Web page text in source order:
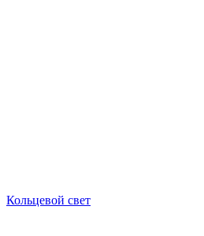
Кольцевой свет